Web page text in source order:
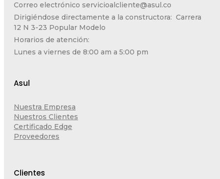
Correo electrónico servicioalcliente@asul.co
Dirigiéndose directamente a la constructora: Carrera
12 N 3-23 Popular Modelo
Horarios de atención:
Lunes a viernes de 8:00 am a 5:00 pm
Asul
Nuestra Empresa
Nuestros Clientes
Certificado Edge
Proveedores
Clientes